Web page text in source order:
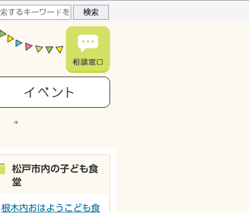
松戸市内の子ども食
堂
根木内おはようこども食